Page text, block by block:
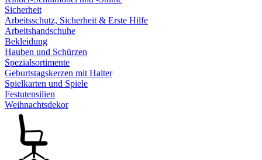
Sicherheit
Arbeitsschutz, Sicherheit & Erste Hilfe
Arbeitshandschuhe
Bekleidung
Hauben und Schürzen
Spezialsortimente
Geburtstagskerzen mit Halter
Spielkarten und Spiele
Festutensilien
Weihnachtsdekor